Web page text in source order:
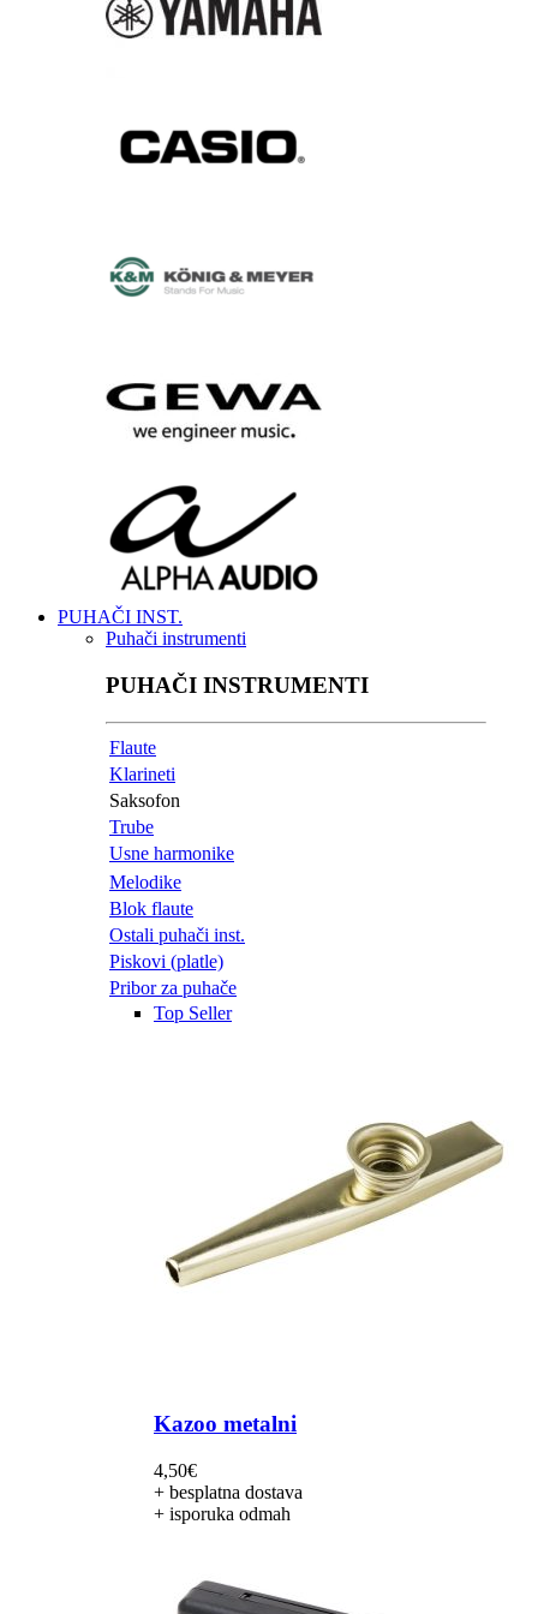
PUHAČI INST.
Puhači instrumenti
PUHAČI INSTRUMENTI
Flaute
Klarineti
Saksofon
Trube
Usne harmonike
Melodike
Blok flaute
Ostali puhači inst.
Piskovi (platle)
Pribor za puhače
Top Seller
Kazoo metalni
4,50€
+ besplatna dostava
+ isporuka odmah